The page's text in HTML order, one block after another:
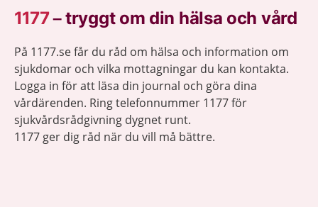
1177–tryggt om din hälsa och vård
På 1177.se får du råd om hälsa och information om
sjukdomar och vilka mottagningar du kan kontakta.
Logga in för att läsa din journal och göra dina
vårdärenden. Ring telefonnummer 1177 för
sjukvårdsrådgivning dygnet runt.
1177 ger dig råd när du vill må bättre.